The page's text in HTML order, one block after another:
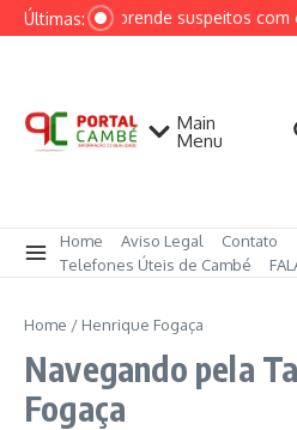
Ir para o conteúdo
Últimas:PCPR prende suspeitos com
Main
Menu
Home Aviso Legal
Contato
Telefones Úteis de Cambé
Home / Henrique Fogaça
Navegando pela
Fogaça